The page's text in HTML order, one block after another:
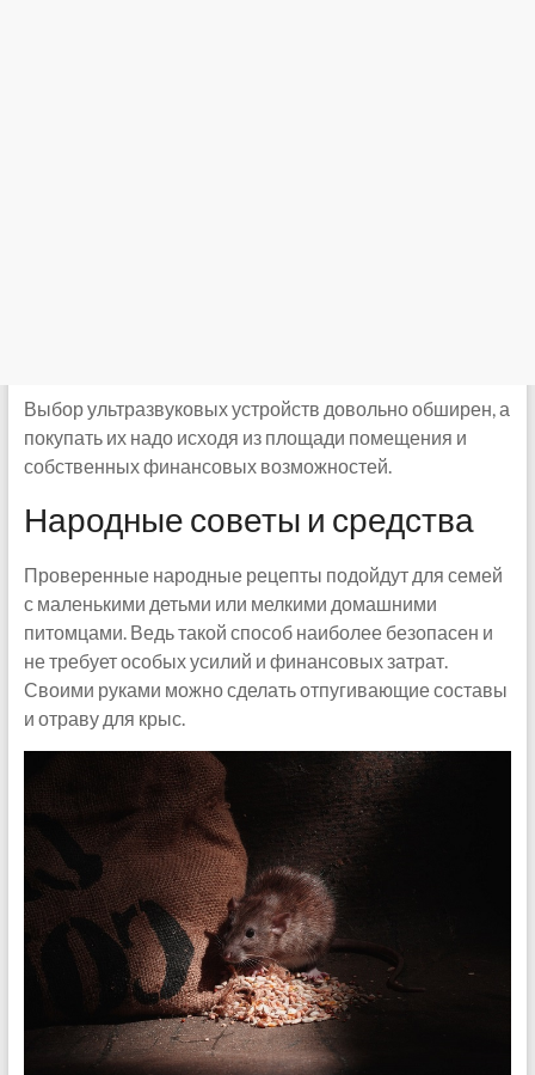
Выбор ультразвуковых устройств довольно обширен, а
покупать их надо исходя из площади помещения и
собственных финансовых возможностей.
Народные советы и средства
Проверенные народные рецепты подойдут для семей
с маленькими детьми или мелкими домашними
питомцами. Ведь такой способ наиболее безопасен и
не требует особых усилий и финансовых затрат.
Своими руками можно сделать отпугивающие составы
и отраву для крыс.